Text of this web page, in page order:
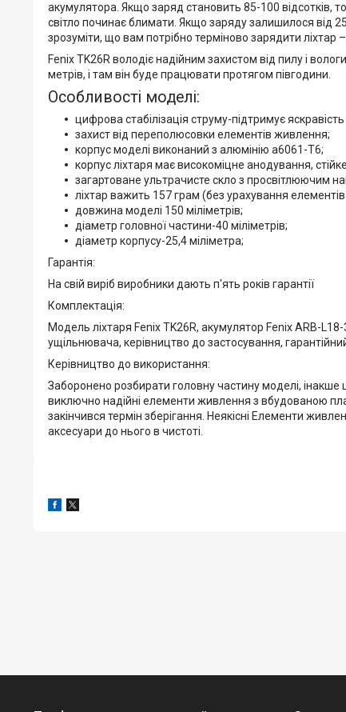
акумулятора. Якщо заряд становить 85-100 відсотків,
світло починає блимати. Якщо заряду залишилося від
зрозуміти, що вам потрібно терміново зарядити ліхтар
Fenix TK26R володіє надійним захистом від пилу і
метрів, і там він буде працювати протягом півгодини.
Особливості моделі:
цифрова стабілізація струму-підтримує яскравість
захист від переполюсовки елементів живлення;
корпус моделі виконаний з алюмінію а6061-Т6;
корпус ліхтаря має високоміцне анодування,
загартоване ультрачисте скло з просвітлюючим
ліхтар важить 157 грам (без урахування
довжина моделі 150 міліметрів;
діаметр головної частини-40 міліметрів;
діаметр корпусу-25,4 міліметра;
Гарантія:
На свій виріб виробники дають п'ять років гарантії
Комплектація:
Модель ліхтаря Fenix TK26R, акумулятор Fenix ARB-
ущільнювача, керівництво до застосування,
Керівництво до використання:
Заборонено розбирати головну частину моделі,
виключно надійні елементи живлення з вбудованою
закінчився термін зберігання. Неякісні Елементи
аксесуари до нього в чистоті.